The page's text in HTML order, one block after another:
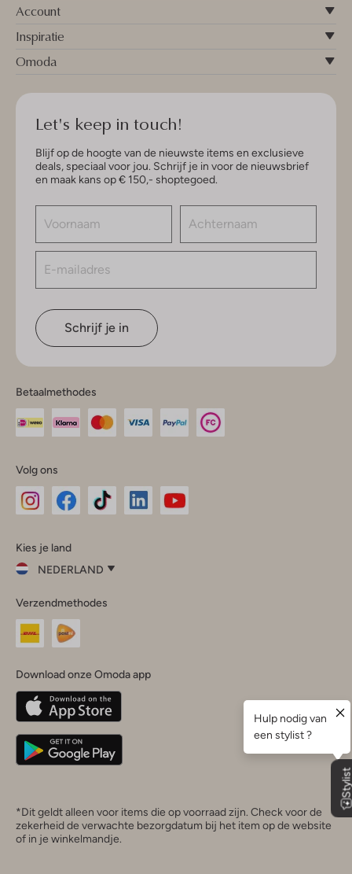
Account
Inspiratie
Omoda
Let's keep in touch!
Blijf op de hoogte van de nieuwste items en exclusieve
deals, speciaal voor jou. Schrijf je in voor de nieuwsbrief
en maak kans op € 150,- shoptegoed.
Schrijf je in
Betaalmethodes
Volg ons
InstagramFacebook
Kies je land
NEDERLAND
je
land
Nederland
Belgique(Français)
Deutschland
Verzendmethodes
Download onze Omoda app
*Dit geldt alleen voor items die op voorraad zijn. Check voor de
zekerheid de verwachte bezorgdatum bij het item op de website
of in je winkelmandje.